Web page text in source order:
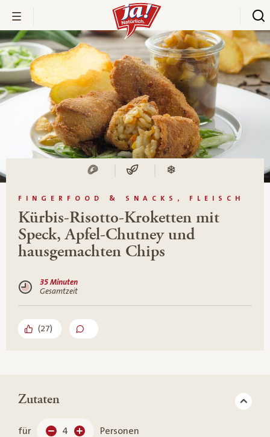
FINGERFOOD & SNACKS, FLEISCH
Kürbis-Risotto-Kroketten mit
Speck, Apfel-Chutney und
hausgemachten Chips
35 Minuten
Gesamtzeit
(27)
Zutaten
für 4 Personen